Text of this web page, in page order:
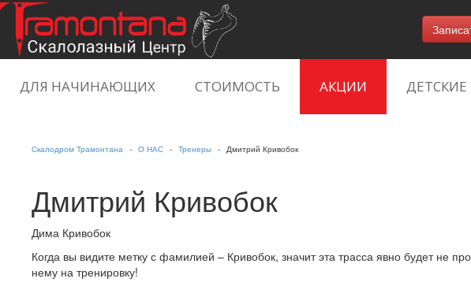
ДЛЯ НАЧИНАЮЩИХ СТОИМОСТЬ АКЦИИ
Скалодром Трамонтана О НАС Тренеры Дмитрий Кривобок
Дмитрий Кривобок
Дима Кривобок
Когда вы видите метку с фамилией – Кривобок, значит эта трасса явно будет не
нему на тренировку!